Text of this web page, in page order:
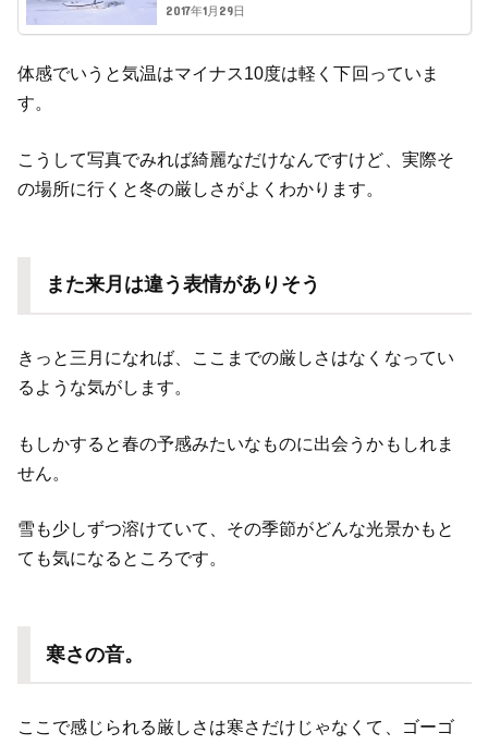
2017年1月29日
体感でいうと気温はマイナス10度は軽く下回っていま
す。
こうして写真でみれば綺麗なだけなんですけど、実際そ
の場所に行くと冬の厳しさがよくわかります。
また来月は違う表情がありそう
きっと三月になれば、ここまでの厳しさはなくなってい
るような気がします。
もしかすると春の予感みたいなものに出会うかもしれま
せん。
雪も少しずつ溶けていて、その季節がどんな光景かもと
ても気になるところです。
寒さの音。
ここで感じられる厳しさは寒さだけじゃなくて、ゴーゴ